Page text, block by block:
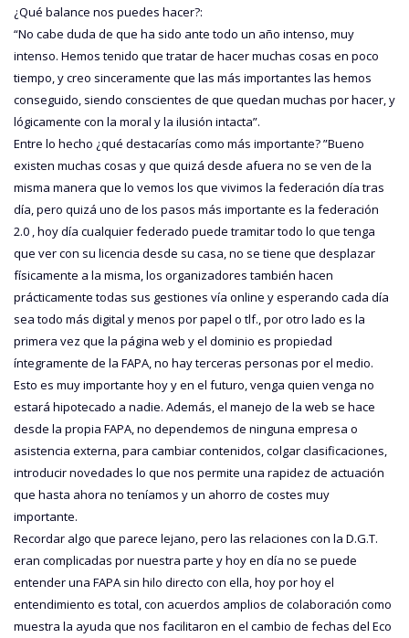
¿Qué balance nos puedes hacer?:
“No cabe duda de que ha sido ante todo un año intenso, muy
intenso. Hemos tenido que tratar de hacer muchas cosas en poco
tiempo, y creo sinceramente que las más importantes las hemos
conseguido, siendo conscientes de que quedan muchas por hacer, y
lógicamente con la moral y la ilusión intacta”.
Entre lo hecho ¿qué destacarías como más importante? ”Bueno
existen muchas cosas y que quizá desde afuera no se ven de la
misma manera que lo vemos los que vivimos la federación día tras
día, pero quizá uno de los pasos más importante es la federación
2.0 , hoy día cualquier federado puede tramitar todo lo que tenga
que ver con su licencia desde su casa, no se tiene que desplazar
físicamente a la misma, los organizadores también hacen
prácticamente todas sus gestiones vía online y esperando cada día
sea todo más digital y menos por papel o tlf., por otro lado es la
primera vez que la página web y el dominio es propiedad
íntegramente de la FAPA, no hay terceras personas por el medio.
Esto es muy importante hoy y en el futuro, venga quien venga no
estará hipotecado a nadie. Además, el manejo de la web se hace
desde la propia FAPA, no dependemos de ninguna empresa o
asistencia externa, para cambiar contenidos, colgar clasificaciones,
introducir novedades lo que nos permite una rapidez de actuación
que hasta ahora no teníamos y un ahorro de costes muy
importante.
Recordar algo que parece lejano, pero las relaciones con la D.G.T.
eran complicadas por nuestra parte y hoy en día no se puede
entender una FAPA sin hilo directo con ella, hoy por hoy el
entendimiento es total, con acuerdos amplios de colaboración como
muestra la ayuda que nos facilitaron en el cambio de fechas del Eco